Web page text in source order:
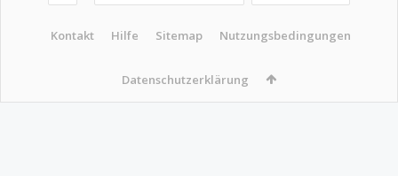
Kontakt Hilfe Sitemap Nutzungsbedingungen
Datenschutzerklärung